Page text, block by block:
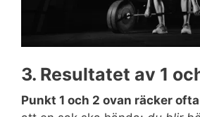
3. Resultatet av 1
Punkt 1 och 2 ovan räcker ofta